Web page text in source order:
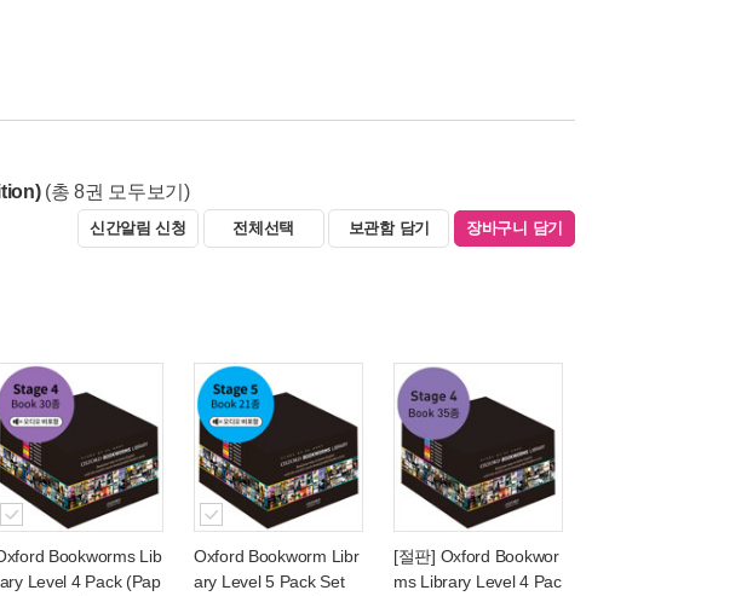
(총 8권 모두보기)
신간알림 신청 전체선택 보관함 담기 장바구니 담기
Bookworms Lib
Level 4 Pack (Pap
Oxford Bookworm Libr
ary Level 5 Pack Set
[절판] Oxford Bookwor
ms Library Level 4 Pac